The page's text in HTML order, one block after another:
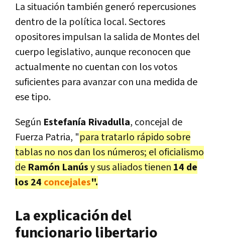
La situación también generó repercusiones
dentro de la política local. Sectores
opositores impulsan la salida de Montes del
cuerpo legislativo, aunque reconocen que
actualmente no cuentan con los votos
suficientes para avanzar con una medida de
ese tipo.
Según Estefanía Rivadulla, concejal de
Fuerza Patria, "para tratarlo rápido sobre
tablas no nos dan los números; el oficialismo
de Ramón Lanúsy sus aliados tienen 14 de
los 24 concejales".
La explicación del
funcionario libertario